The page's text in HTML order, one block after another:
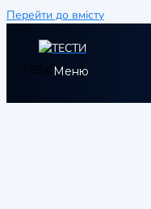
Перейти до вмісту
Меню